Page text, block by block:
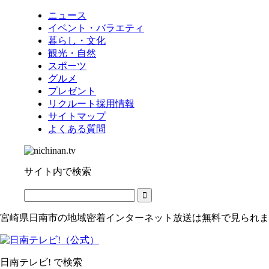
ニュース
イベント・バラエティ
暮らし・文化
観光・自然
スポーツ
グルメ
プレゼント
リクルート採用情報
サイトマップ
よくある質問
サイト内で検索
宮崎県日南市の地域密着インターネット放送は無料で見られ
日南テレビ! で検索